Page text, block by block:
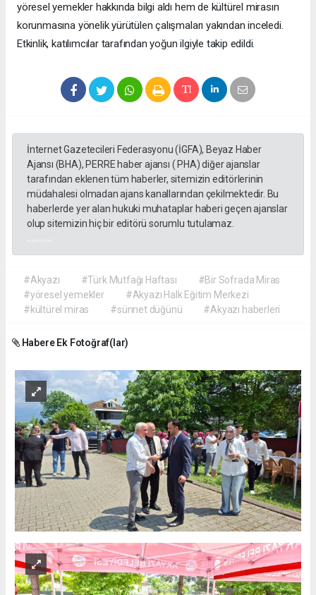
yöresel yemekler hakkında bilgi aldı hem de kültürel mirasın
korunmasına yönelik yürütülen çalışmaları yakından inceledi.
Etkinlik, katılımcılar tarafından yoğun ilgiyle takip edildi.
İnternet Gazetecileri Federasyonu (İGFA), Beyaz Haber
Ajansı (BHA), PERRE haber ajansı ( PHA) diğer ajanslar
tarafından eklenen tüm haberler, sitemizin editörlerinin
müdahalesi olmadan ajans kanallarından çekilmektedir. Bu
haberlerde yer alan hukuki muhataplar haberi geçen ajanslar
olup sitemizin hiç bir editörü sorumlu tutulamaz.
#Akyazı #Türk Mutfağı Haftası
#Bir Sofrada Miras
#yöresel yemekler
#Akyazı Halk Eğitim Merkezi
#kültürel miras
#sünnet düğünü #Akyazı haberleri
Habere Ek Fotoğraf(lar)